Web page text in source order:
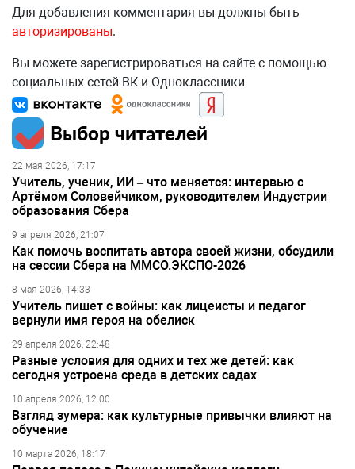
Для добавления комментария вы должны быть
авторизированы.
Вы можете зарегистрироваться на сайте с помощью
социальных сетей ВК и Одноклассники
Выбор читателей
22 мая 2026, 17:17
Учитель, ученик, ИИ – что меняется: интервью с
Артёмом Соловейчиком, руководителем Индустрии
образования Сбера
9 апреля 2026, 21:07
Как помочь воспитать автора своей жизни, обсудили
на сессии Сбера на ММСО.ЭКСПО-2026
8 мая 2026, 14:33
Учитель пишет с войны: как лицеисты и педагог
вернули имя героя на обелиск
29 апреля 2026, 22:48
Разные условия для одних и тех же детей: как
сегодня устроена среда в детских садах
10 апреля 2026, 12:00
Взгляд зумера: как культурные привычки влияют на
обучение
10 марта 2026, 18:17